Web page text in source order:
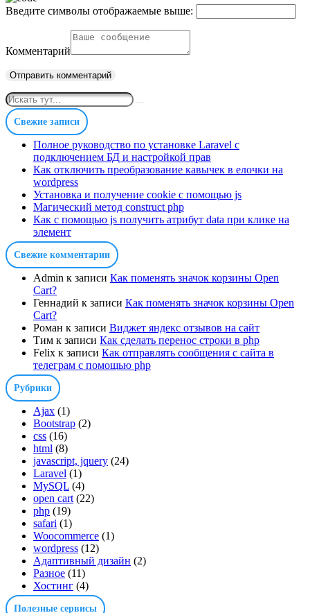
Введите символы отображаемые выше:
Комментарий
Искать:
Свежие записи
Полное руководство по установке Laravel с
подключением БД и настройкой прав
Как отключить преобразование кавычек в елочки на
wordpress
Установка и получение cookie с помощью js
Магический метод construct php
Как с помощью js получить атрибут data при клике на
элемент
Свежие комментарии
Admin к записи Как поменять значок корзины Open
Cart?
Геннадий к записи Как поменять значок корзины Open
Cart?
Роман к записи Виджет яндекс отзывов на сайт
Тим к записи Как сделать перенос строки в php
Felix к записи Как отправлять сообщения с сайта в
телеграм с помощью php
Рубрики
Ajax (1)
Bootstrap (2)
css (16)
html (8)
javascript, jquery (24)
Laravel (1)
MySQL (4)
open cart (22)
php (19)
safari (1)
Woocommerce (1)
wordpress (12)
Адаптивный дизайн (2)
Разное (11)
Хостинг (4)
Полезные сервисы